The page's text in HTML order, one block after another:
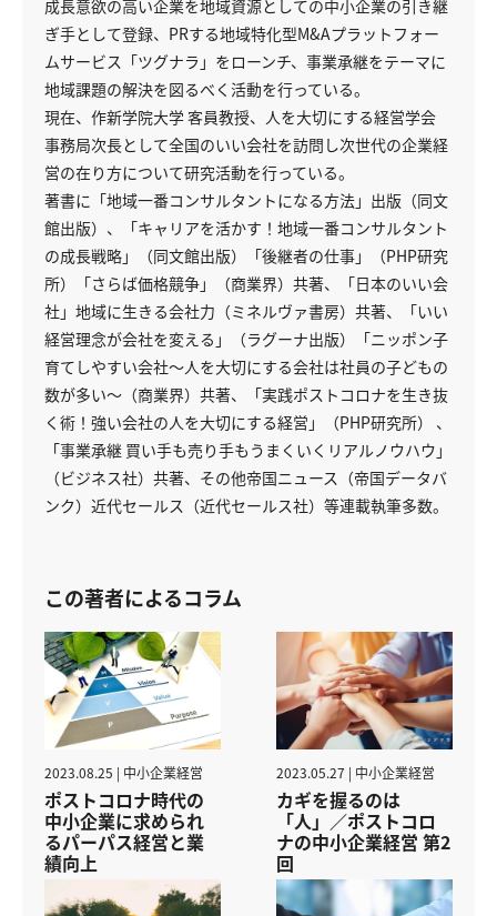
成長意欲の高い企業を地域資源としての中小企業の引き継
ぎ手として登録、PRする地域特化型M&Aプラットフォー
ムサービス「ツグナラ」をローンチ、事業承継をテーマに
地域課題の解決を図るべく活動を行っている。
現在、作新学院大学 客員教授、人を大切にする経営学会
事務局次長として全国のいい会社を訪問し次世代の企業経
営の在り方について研究活動を行っている。
著書に「地域一番コンサルタントになる方法」出版（同文
館出版）、「キャリアを活かす！地域一番コンサルタント
の成長戦略」（同文館出版）「後継者の仕事」（PHP研究
所）「さらば価格競争」（商業界）共著、「日本のいい会
社」地域に生きる会社力（ミネルヴァ書房）共著、「いい
経営理念が会社を変える」（ラグーナ出版）「ニッポン子
育てしやすい会社～人を大切にする会社は社員の子どもの
数が多い～（商業界）共著、「実践ポストコロナを生き抜
く術！強い会社の人を大切にする経営」（PHP研究所） 、
「事業承継 買い手も売り手もうまくいくリアルノウハウ」
（ビジネス社）共著、その他帝国ニュース（帝国データバ
ンク）近代セールス（近代セールス社）等連載執筆多数。
この著者によるコラム
2023.08.25 | 中小企業経営
ポストコロナ時代の
中小企業に求められ
るパーパス経営と業
績向上
2023.05.27 | 中小企業経営
カギを握るのは
「人」／ポストコロ
ナの中小企業経営 第2
回